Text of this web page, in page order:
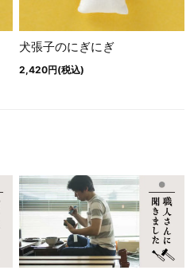
犬張子のにぎにぎ
2,420円(税込)